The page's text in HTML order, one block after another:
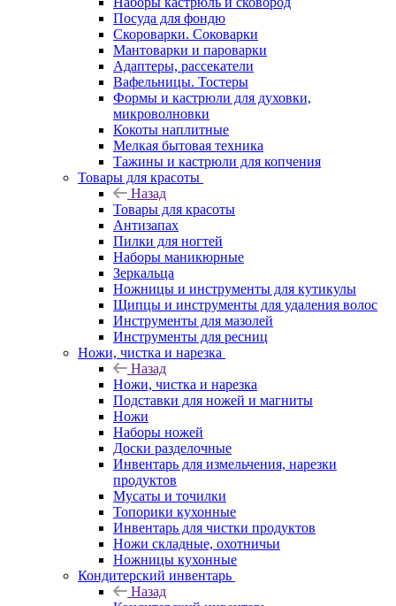
Посуда для фондю
Скороварки. Соковарки
Мантоварки и пароварки
Адаптеры, рассекатели
Вафельницы. Тостеры
Формы и кастрюли для духовки,
микроволновки
Кокоты наплитные
Мелкая бытовая техника
Тажины и кастрюли для копчения
Товары для красоты
Назад
Товары для красоты
Антизапах
Пилки для ногтей
Наборы маникюрные
Зеркальца
Ножницы и инструменты для кутикулы
Щипцы и инструменты для удаления волос
Инструменты для мазолей
Инструменты для ресниц
Ножи, чистка и нарезка
Назад
Ножи, чистка и нарезка
Подставки для ножей и магниты
Ножи
Наборы ножей
Доски разделочные
Инвентарь для измельчения, нарезки
продуктов
Мусаты и точилки
Топорики кухонные
Инвентарь для чистки продуктов
Ножи складные, охотничьи
Ножницы кухонные
Кондитерский инвентарь
Назад